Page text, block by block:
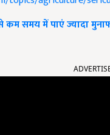
समय में पाएं ज्यादा